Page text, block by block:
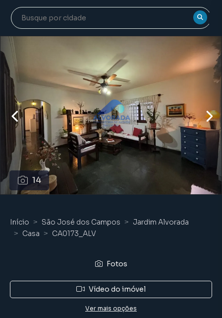
14
Início São José dos Campos
Jardim Alvorada
Casa
CA0173_ALV
Fotos
Vídeo do imóvel
Ver mais opções